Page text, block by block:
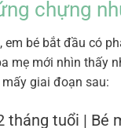
chựng
em bé bắt đầu có
mẹ mới nhìn thấy
giai đoạn sau:
tháng tuổi | Bé